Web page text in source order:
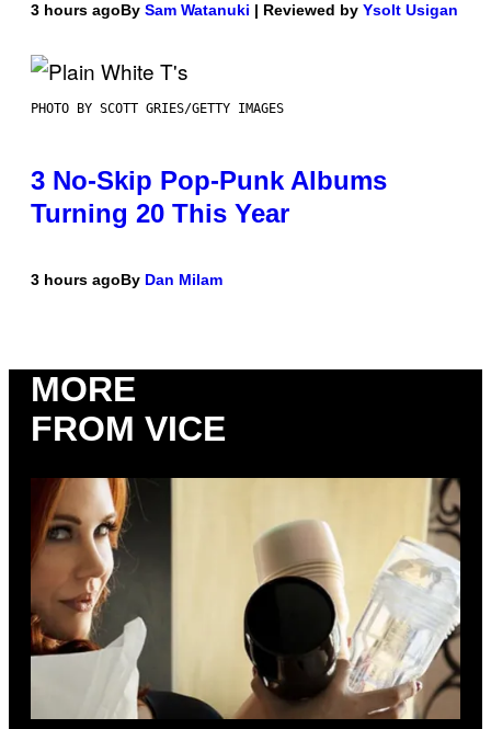
3 hours agoBy Sam Watanuki | Reviewed by Ysolt Usigan
PHOTO BY SCOTT GRIES/GETTY IMAGES
3 No-Skip Pop-Punk Albums
Turning 20 This Year
3 hours agoBy Dan Milam
MORE
FROM VICE